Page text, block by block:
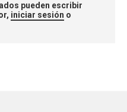
pueden escribir
iniciar sesión o